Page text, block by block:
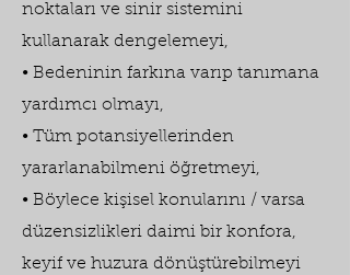
noktaları ve sinir sistemini
kullanarak dengelemeyi,
• Bedeninin farkına varıp tanımana
yardımcı olmayı,
• Tüm potansiyellerinden
yararlanabilmeni öğretmeyi,
• Böylece kişisel konularını / varsa
düzensizlikleri daimi bir konfora,
keyif ve huzura dönüştürebilmeyi